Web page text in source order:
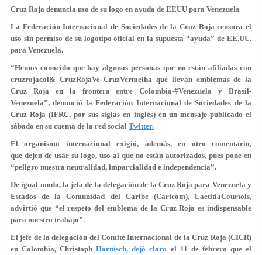
Cruz Roja denuncia uso de su logo en ayuda de EEUU para Venezuela
La Federación Internacional de Sociedades de la Cruz Roja censura el
uso sin permiso de su logotipo oficial en la supuesta “ayuda” de EE.UU.
para Venezuela.
“Hemos conocido que hay algunas personas que no están afiliadas con
cruzrojacol& CruzRojaVe CruzVermelha que llevan emblemas de la
Cruz Roja en la frontera entre Colombia-#Venezuela y Brasil-
Venezuela”, denunció la Federación Internacional de Sociedades de la
Cruz Roja (IFRC, por sus siglas en inglés) en un mensaje publicado el
sábado en su cuenta de la red social Twitter.
El organismo internacional exigió, además, en otro comentario,
que dejen de usar su logo, uso al que no están autorizados, pues pone en
“peligro nuestra neutralidad, imparcialidad e independencia”.
De igual modo, la jefa de la delegación de la Cruz Roja para Venezuela y
Estados de la Comunidad del Caribe (Caricom), LaetitiaCourtois,
advirtió que “el respeto del emblema de la Cruz Roja es indispensable
para nuestro trabajo”.
El jefe de la delegación del Comité Internacional de la Cruz Roja (CICR)
en Colombia, ChristophHarnisch, dejó claro el 11 de febrero que el